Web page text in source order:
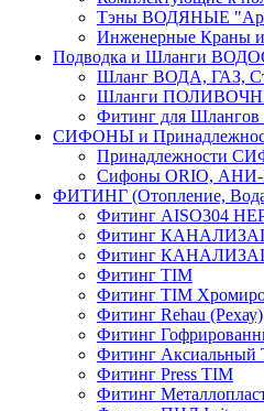
Тэны ВОДЯНЫЕ
Инженерные
Подводка и Шланги
Шланг ВОДА, ГАЗ,
Шланги
Фитинг для
СИФОНЫ и
Принадлежности
Сифоны ORIO, АНИ-
ФИТИНГ (Отопление,
Фитинг AISO304
Фитинг
Фитинг
Фитинг TIM
Фитинг TIM
Фитинг Rehau (Рехау)
Фитинг
Фитинг Аксиальный
Фитинг Press TIM
Фитинг